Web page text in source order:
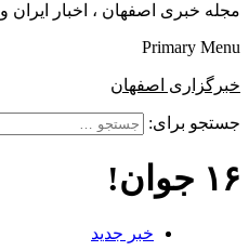
مجله خبری اصفهان ، اخبار ایران
Primary Menu
خبرگزاری اصفهان
جستجو برای:
۱۶ جوان!
خبر جدید